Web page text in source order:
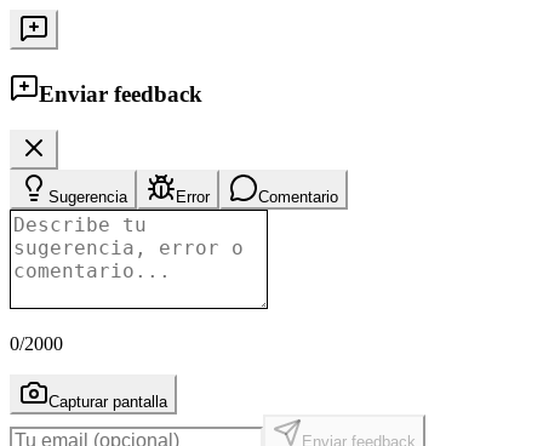
Enviar feedback
Sugerencia Error Comentario
0/2000
Capturar pantalla
Enviar feedback